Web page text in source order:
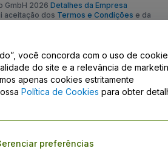
GmbH 2026 Detalhes da Empresa
aceitação dos Termos e Condições e da
privacidade
você concorda com o uso de
do site e a relevância de
apenas cookies estritamente
Política de Cookies para obter
preferências